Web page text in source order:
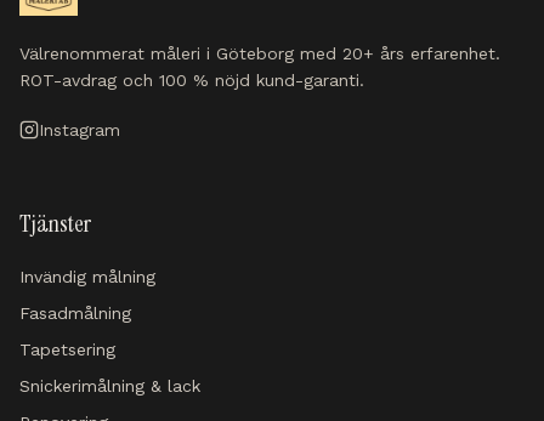
Välrenommerat måleri i Göteborg med 20+ års erfarenhet.
ROT-avdrag och 100 % nöjd kund-garanti.
Instagram
Tjänster
Invändig målning
Fasadmålning
Tapetsering
Snickerimålning & lack